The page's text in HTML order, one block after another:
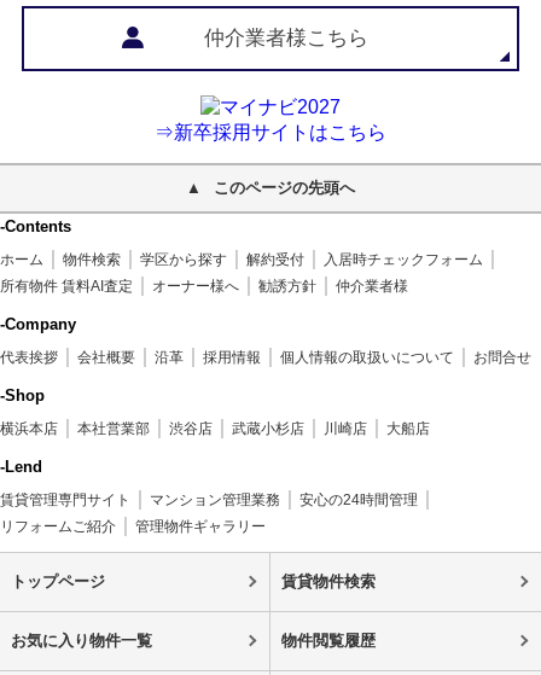
仲介業者様こちら
⇒新卒採用サイトはこちら
このページの先頭へ
-Contents
ホーム 物件検索 学区から探す 解約受付
入居時チェックフォーム
所有物件 賃料AI査定
オーナー様へ 勧誘方針 仲介業者様
-Company
代表挨拶 会社概要 沿革 採用情報 個人情報の取扱いについて お問合せ
-Shop
横浜本店 本社営業部 渋谷店 武蔵小杉店 川崎店 大船店
-Lend
賃貸管理専門サイト マンション管理業務
安心の24時間管理
リフォームご紹介
管理物件ギャラリー
トップページ 賃貸物件検索
お気に入り物件一覧 物件閲覧履歴